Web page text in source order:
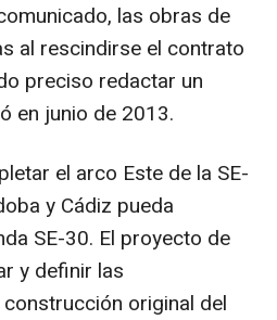
las obras de
al rescindirse el contrato
preciso redactar un
en junio de 2013.
el arco Este de la SE-
y Cádiz pueda
SE-30. El proyecto de
y definir las
original del